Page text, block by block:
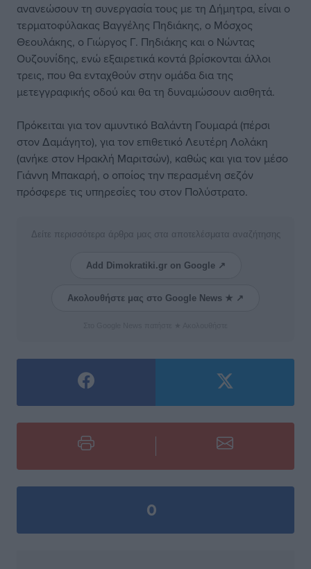
ανανεώσουν τη συνεργασία τους με τη Δήμητρα, είναι ο
τερματοφύλακας Βαγγέλης Πηδιάκης, ο Μόσχος
Θεουλάκης, ο Γιώργος Γ. Πηδιάκης και ο Νώντας
Ουζουνίδης, ενώ εξαιρετικά κοντά βρίσκονται άλλοι
τρεις, που θα ενταχθούν στην ομάδα δια της
μετεγγραφικής οδού και θα τη δυναμώσουν αισθητά.
Πρόκειται για τον αμυντικό Βαλάντη Γουμαρά (πέρσι
στον Δαμάγητο), για τον επιθετικό Λευτέρη Λολάκη
(ανήκε στον Ηρακλή Μαριτσών), καθώς και για τον μέσο
Γιάννη Μπακαρή, ο οποίος την περασμένη σεζόν
πρόσφερε τις υπηρεσίες του στον Πολύστρατο.
Δείτε περισσότερα άρθρα μας στα αποτελέσματα αναζήτησης
Add Dimokratiki.gr on Google ↗
Ακολουθήστε μας στο Google News ★ ↗
0